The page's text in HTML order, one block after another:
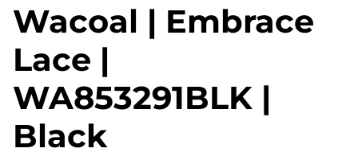
Wacoal | Embrace
Lace |
WA853291BLK |
Black